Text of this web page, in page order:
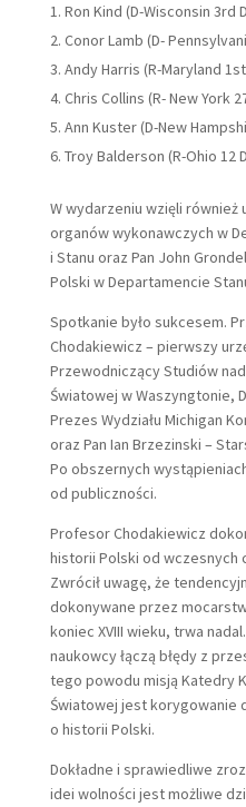
Ron Kind (D-Wisconsin 3rd
Conor Lamb (D-
Andy Harris (R-Maryland
Chris Collins (R- New York
Ann Kuster (D-New
Troy Balderson (R-Ohio 12
W wydarzeniu wzięli również
organów wykonawczych w
i Stanu oraz Pan John
Polski w Departamencie
Spotkanie było sukcesem.
Chodakiewicz – pierwszy
Przewodniczący Studiów
Światowej w Waszyngtonie,
Prezes Wydziału Michigan
oraz Pan Ian Brzezinski –
Po obszernych
od publiczności.
Profesor Chodakiewicz
historii Polski od wczesnych
Zwrócił uwagę, że
dokonywane przez
koniec XVIII wieku, trwa
naukowcy łączą błędy z
tego powodu misją Katedry
Światowej jest korygowanie
o historii Polski.
Dokładne i sprawiedliwe
idei wolności jest możliwe